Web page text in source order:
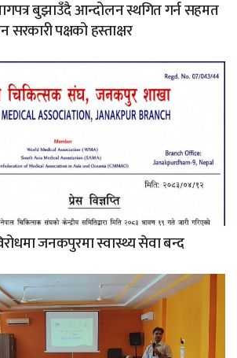
बुझाउँदै आन्दोलन स्थगित गर्न सहमत
सरकारी पक्षको हस्ताक्षर
जनकपुरमा स्वास्थ्य सेवा बन्द